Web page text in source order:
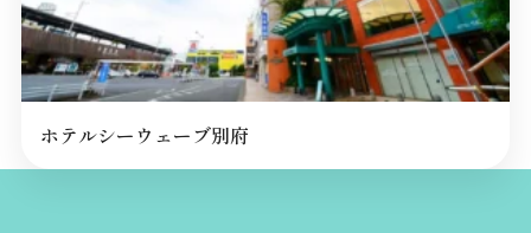
ホテルシーウェーブ別府